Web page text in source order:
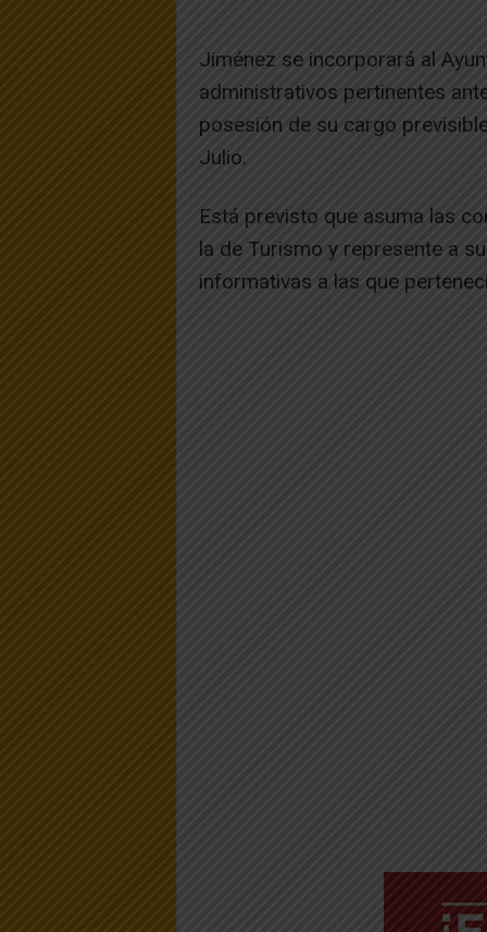
Jiménez se incorporará al
administrativos pertinentes
posesión de su cargo
Julio.
Está previsto que asuma las
la de Turismo y represente a
informativas a las que